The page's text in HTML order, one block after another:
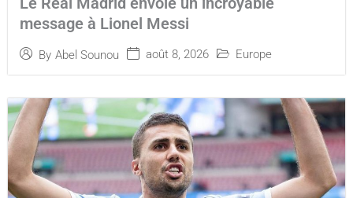
message à Lionel Messi
By Abel Sounou août 8, 2026 Europe